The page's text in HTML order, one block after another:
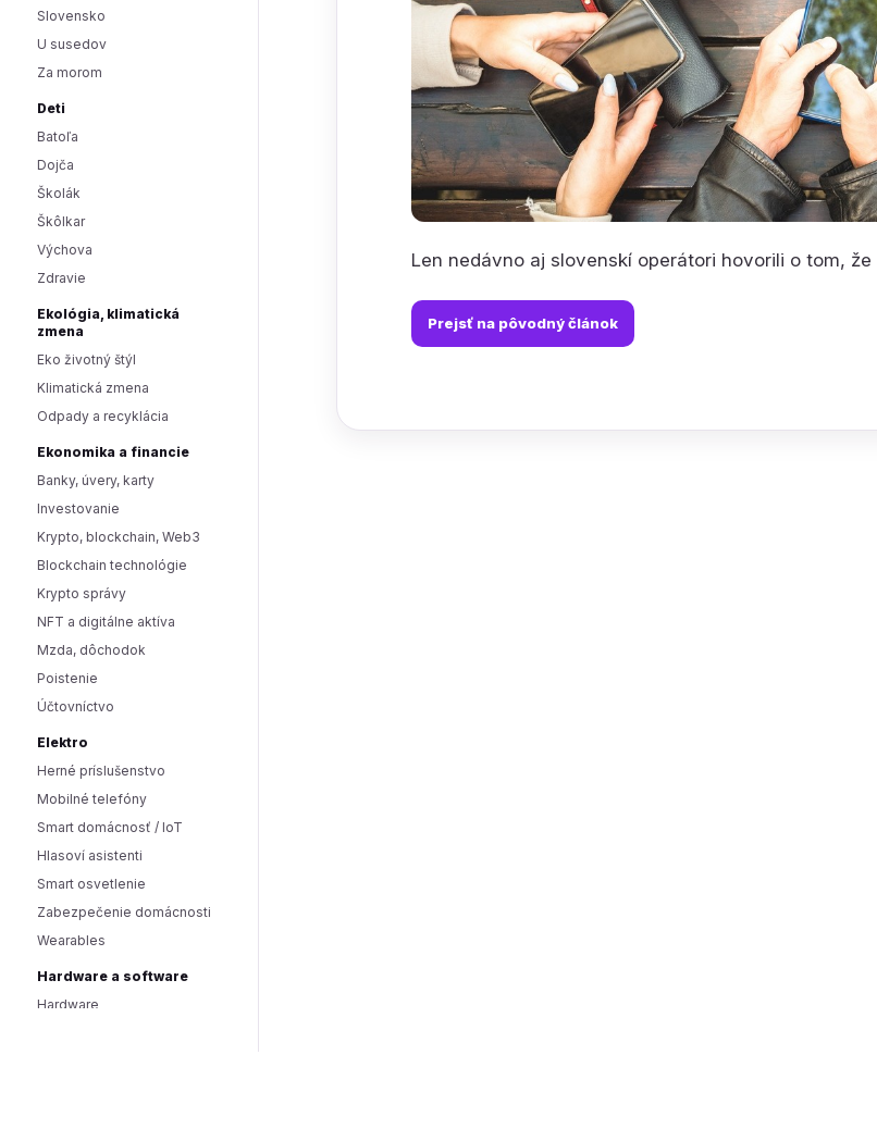
Slovensko
U susedov
Za morom
Deti
Batoľa
Dojča
Školák
Škôlkar
Výchova
Zdravie
Ekológia, klimatická
zmena
Eko životný štýl
Klimatická zmena
Odpady a recyklácia
Ekonomika a financie
Banky, úvery, karty
Investovanie
Krypto, blockchain, Web3
Blockchain technológie
Krypto správy
NFT a digitálne aktíva
Mzda, dôchodok
Poistenie
Účtovníctvo
Elektro
Herné príslušenstvo
Mobilné telefóny
Smart domácnosť / IoT
Hlasoví asistenti
Smart osvetlenie
Zabezpečenie domácnosti
Wearables
Hardware a software
Hardware
Len nedávno aj slovenskí operátori hovorili o tom,
Prejsť na pôvodný článok